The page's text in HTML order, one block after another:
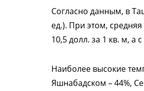
Согласно данным, в
ед.). При этом,
10,5 долл. за 1 кв. м, а
Наиболее высокие
Яшнабадском – 44%,